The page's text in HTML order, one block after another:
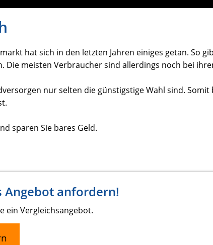
hat sich in den letzten Jahren einiges getan. So
Die meisten Verbraucher sind allerdings noch bei
nur selten die günstigstige Wahl sind.
sparen Sie bares Geld.
Angebot anfordern!
ein Vergleichsangebot.